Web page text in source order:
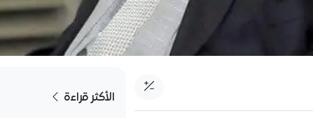
الأكثر قراءة